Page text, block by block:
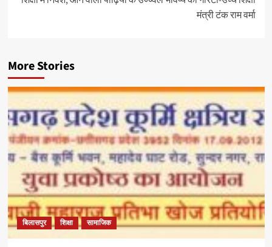
मंत्री टंक राम वर्मा
More Stories
बिलासपुर शिक्षा सामाजिक